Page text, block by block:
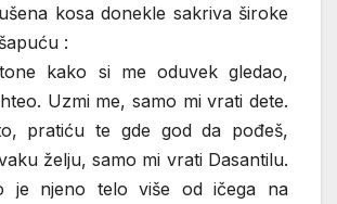
kosa donekle sakriva široke
:
kako si me oduvek gledao,
Uzmi me, samo mi vrati dete.
pratiću te gde god da pođeš,
želju, samo mi vrati Dasantilu.
je njeno telo više od ičega na